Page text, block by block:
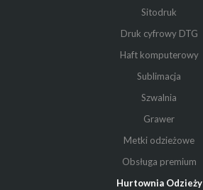
Sitodruk
Druk cyfrowy DTG
Haft komputerowy
Sublimacja
Szwalnia
Grawer
Metki odzieżowe
Obsługa premium
Hurtownia Odzieży